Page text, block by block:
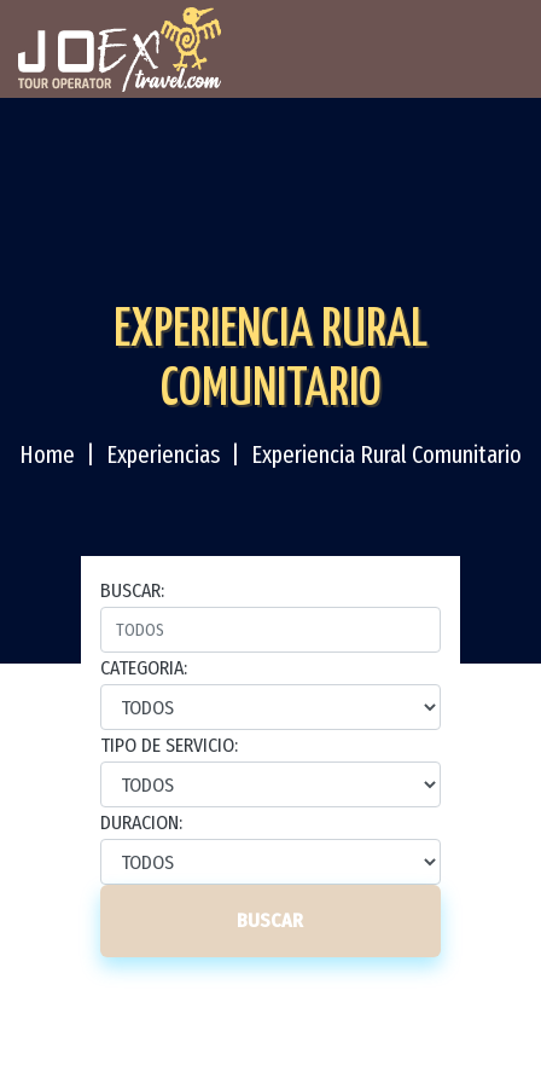
BUSCAR:
CATEGORIA:
TIPO DE SERVICIO:
DURACION:
BUSCAR
EXPERIENCIA RURAL
COMUNITARIO
Home Experiencias Experiencia Rural Comunitario